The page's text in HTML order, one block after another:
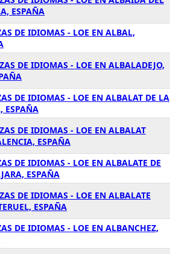
ESPAÑA
DE IDIOMAS - LOE EN ALBAL,
DE IDIOMAS - LOE EN ALBALADEJO,
DE IDIOMAS - LOE EN ALBALAT DE LA
ESPAÑA
DE IDIOMAS - LOE EN ALBALAT
ESPAÑA
DE IDIOMAS - LOE EN ALBALATE DE
ESPAÑA
DE IDIOMAS - LOE EN ALBALATE
ESPAÑA
DE IDIOMAS - LOE EN ALBANCHEZ,